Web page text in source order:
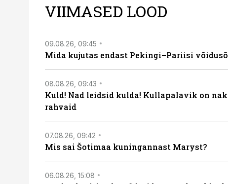
VIIMASED LOOD
09.08.26, 09:45
Mida kujutas endast Pekingi–Pariisi
08.08.26, 09:43
Kuld! Nad leidsid kulda! Kullapalavik on
rahvaid
07.08.26, 09:42
Mis sai Šotimaa kuningannast Maryst?
06.08.26, 15:08